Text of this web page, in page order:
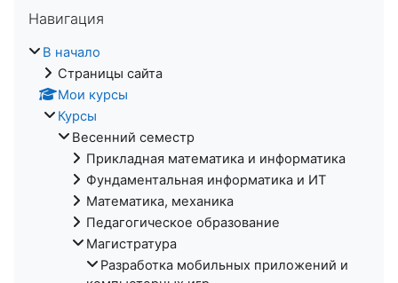
Навигация
В начало
Страницы сайта
Мои курсы
Курсы
Весенний семестр
Прикладная математика и информатика
Фундаментальная информатика и ИТ
Математика, механика
Педагогическое образование
Магистратура
Разработка мобильных приложений и